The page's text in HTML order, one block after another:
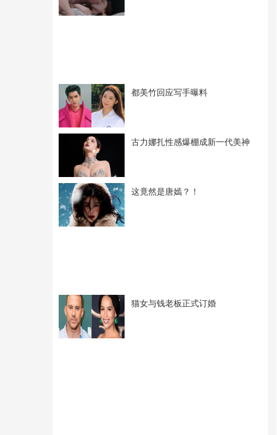
都美竹回应写手曝料
古力娜扎性感爆棚成新一代美神
这竟然是唐嫣？！
猫女与钱老板正式订婚